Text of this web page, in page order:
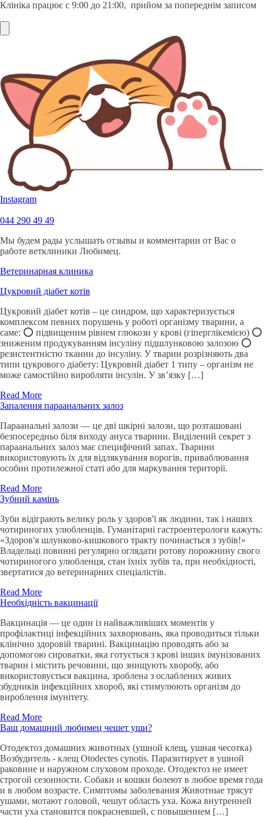
Клініка працює с 9:00 до 21:00, прийом за попереднім записом
Instagram
044 290 49 49
Мы будем рады услышать отзывы и комментарии от Вас о
работе ветклиники Любимец.
Ветеринарная клиника
Цукровий діабет котів
Цукровий діабет котів – це синдром, що характеризується
комплексом певних порушень у роботі організму тварини, а
саме: ⭕️ підвищеним рівнем глюкози у крові (гіперглікемією) ⭕️
зниженим продукуванням інсуліну підшлунковою залозою ⭕️
резистентністю тканин до інсуліну. У тварин розрізняють два
типи цукрового діабету: Цукровий діабет 1 типу – організм не
може самостійно виробляти інсулін. У зв’язку […]
Read More
Запалення параанальних залоз
Параанальні залози — це дві шкірні залози, що розташовані
безпосередньо біля виходу ануса тварини. Виділений секрет з
параанальних залоз має специфічний запах. Тварини
використовують їх для відлякування ворогів, приваблювання
особин протилежної статі або для маркування території.
Read More
Зубний камінь
Зуби відіграють велику роль у здоров'ї як людини, так і наших
чотириногих улюбленців. Гуманітарні гастроентерологи кажуть:
«Здоров'я шлунково-кишкового тракту починається з зубів!»
Владельці повинні регулярно оглядати ротову порожнину свого
чотириногого улюбленця, стан їхніх зубів та, при необхідності,
звертатися до ветеринарних спеціалістів.
Read More
Необхідність вакцинації
Вакцинація — це один із найважливіших моментів у
профілактиці інфекційних захворювань, яка проводиться тільки
клінічно здоровій тварині. Вакцинацію проводять або за
допомогою сироватки, яка готується з крові інших імунізованих
тварин і містить речовини, що знищують хворобу, або
використовується вакцина, зроблена з ослаблених живих
збудників інфекційних хвороб, які стимулюють організм до
вироблення імунітету.
Read More
Ваш домашний любимец чешет уши?
Отодектоз домашних животных (ушной клещ, ушная чесотка)
Возбудитель - клещ Otodectes cynotis. Паразитирует в ушной
раковине и наружном слуховом проходе. Отодектоз не имеет
строгой сезонности. Собаки и кошки болеют в любое время года
и в любом возрасте. Симптомы заболевания Животные трясут
ушами, мотают головой, чешут область уха. Кожа внутренней
части уха становится покрасневшей, с повышением […]